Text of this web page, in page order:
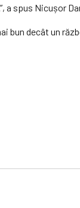
a spus Nicușor
bun decât un